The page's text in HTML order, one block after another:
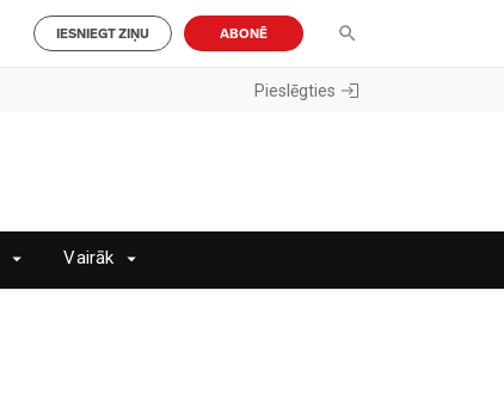
IESNIEGT ZIŅU ABONĒ
Pieslēgties
Vairāk